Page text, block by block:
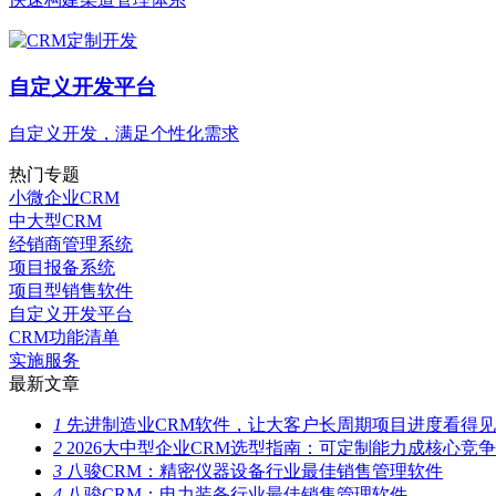
自定义开发平台
自定义开发，满足个性化需求
热门专题
小微企业CRM
中大型CRM
经销商管理系统
项目报备系统
项目型销售软件
自定义开发平台
CRM功能清单
实施服务
最新文章
1 先进制造业CRM软件，让大客户长周期项目进度看得见
2 2026大中型企业CRM选型指南：可定制能力成核心竞
3 八骏CRM：精密仪器设备行业最佳销售管理软件